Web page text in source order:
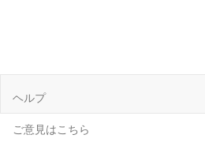
ヘルプ
ご意見はこちら